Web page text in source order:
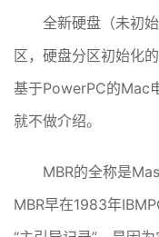
全新硬盘（未初
区，硬盘分区初始化
基于PowerPC的Mac
就不做介绍。
MBR的全称是
MBR早在1983年